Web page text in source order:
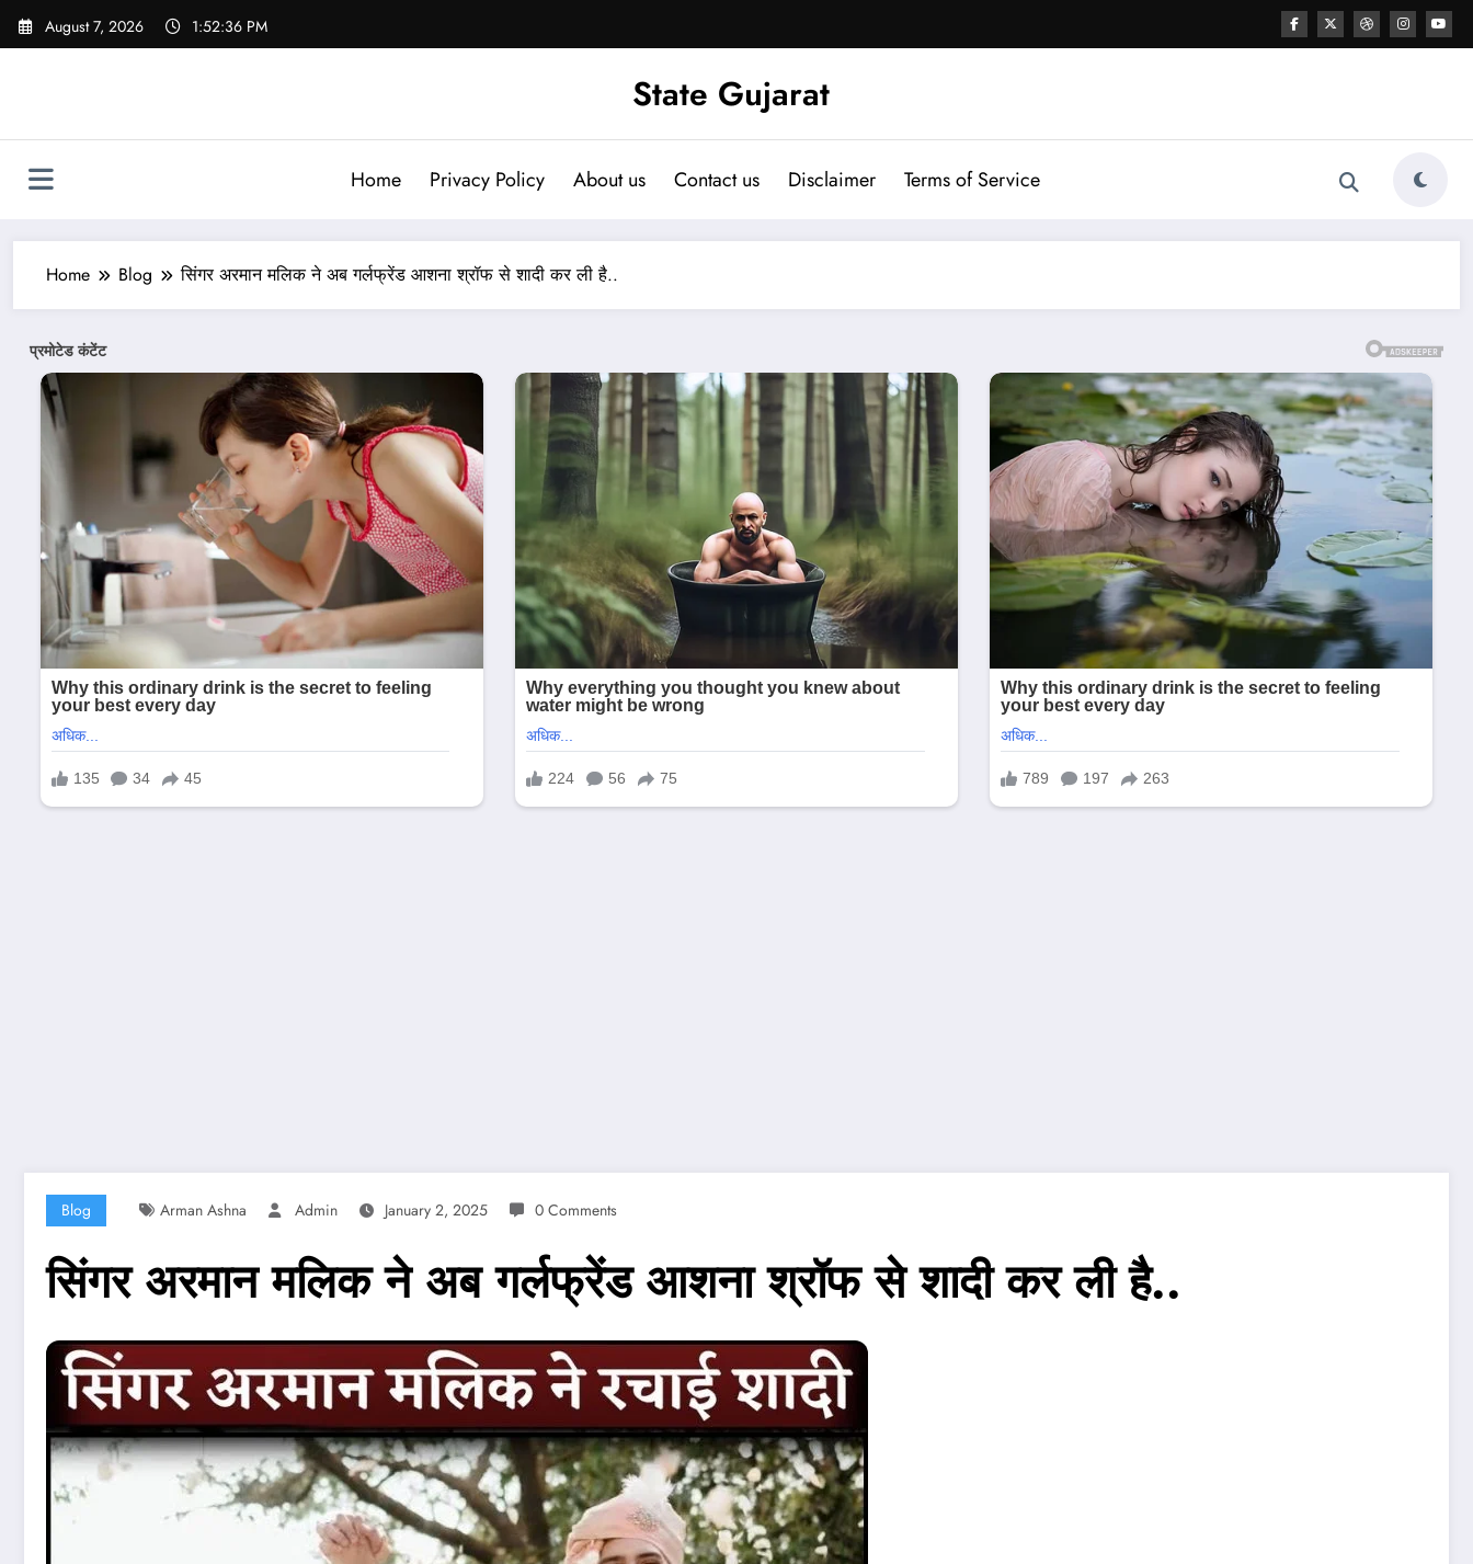
Skip
August 7, 2026 1:52:38 PM
State Gujarat
Home Privacy Policy About us Contact us Disclaimer Terms of Service
Home Blog सिंगर अरमान मलिक ने अब गर्लफ्रेंड आशना श्रॉफ से शादी कर ली है..
Blog Arman Ashna Admin January 2, 2025 0 Comments
सिंगर अरमान मलिक ने अब गर्लफ्रेंड आशना श्रॉफ से शादी कर ली है..